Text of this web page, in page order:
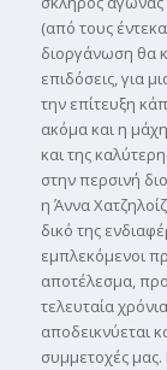
(από τους
διοργάνωση θα
επιδόσεις, για
την επίτευξη
ακόμα και η
και της
στην περσινή
η Άννα
δικό της
εμπλεκόμενοι
αποτέλεσμα,
τελευταία
αποδεικνύεται
συμμετοχές